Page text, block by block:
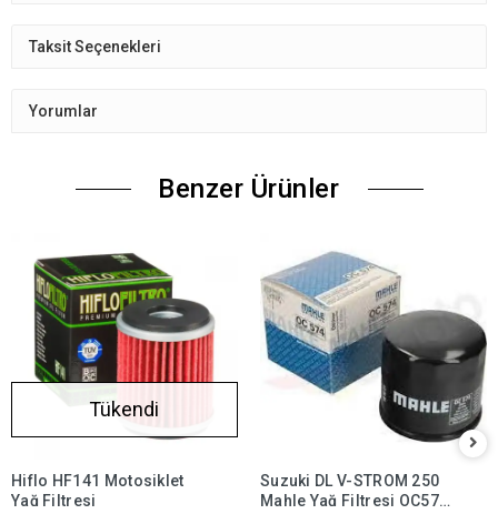
Taksit Seçenekleri
Yorumlar
Benzer Ürünler
Tükendi
Hiflo HF141 Motosiklet
Yağ Filtresi
Suzuki DL V-STROM 250
Mahle Yağ Filtresi OC574,